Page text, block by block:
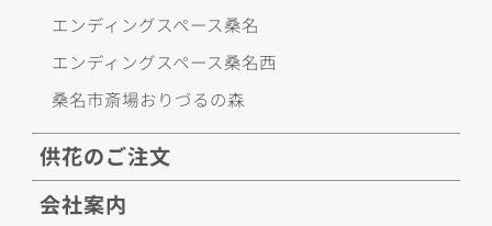
エンディングスペース桑名
エンディングスペース桑名西
桑名市斎場おりづるの森
供花のご注文
会社案内